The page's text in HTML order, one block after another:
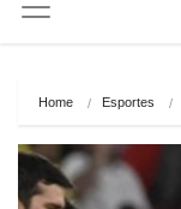
Home Esportes